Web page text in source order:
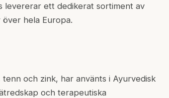
levererar ett dedikerat sortiment av
hela Europa.
och zink, har använts i Ayurvedisk
och terapeutiska